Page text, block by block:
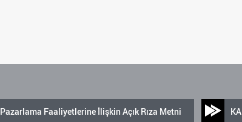
Pazarlama Faaliyetlerine İlişkin Açık Rıza Metni